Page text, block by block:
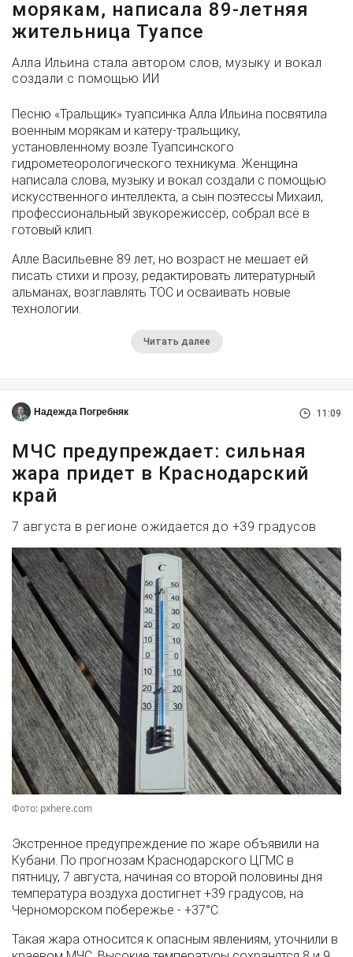
морякам, написала 89-летняя
жительница Туапсе
Алла Ильина стала автором слов, музыку и вокал
создали с помощью ИИ
Песню «Тральщик» туапсинка Алла Ильина посвятила
военным морякам и катеру-тральщику,
установленному возле Туапсинского
гидрометеорологического техникума. Женщина
написала слова, музыку и вокал создали с помощью
искусственного интеллекта, а сын поэтессы Михаил,
профессиональный звукорежиссёр, собрал всё в
готовый клип.
Алле Васильевне 89 лет, но возраст не мешает ей
писать стихи и прозу, редактировать литературный
альманах, возглавлять ТОС и осваивать новые
технологии.
Читать далее
Надежда Погребняк 11:09
МЧС предупреждает: сильная
жара придет в Краснодарский
край
7 августа в регионе ожидается до +39 градусов
Фото: pxhere.com
Экстренное предупреждение по жаре объявили на
Кубани. По прогнозам Краснодарского ЦГМС в
пятницу, 7 августа, начиная со второй половины дня
температура воздуха достигнет +39 градусов, на
Черноморском побережье - +37°­С.
Такая жара относится к опасным явлениям, уточнили в